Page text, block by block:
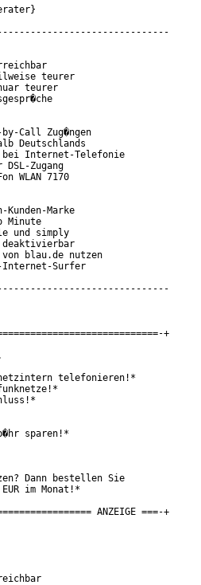
teurer
teurer
Call Zug�ngen
Deutschlands
Internet-Telefonie
DSL-Zugang
WLAN 7170
Kunden-Marke
Minute
und simply
blau.de nutzen
Surfer
+
telefonieren!*
sparen!*
Dann bestellen Sie
im Monat!*
ANZEIGE ===-+